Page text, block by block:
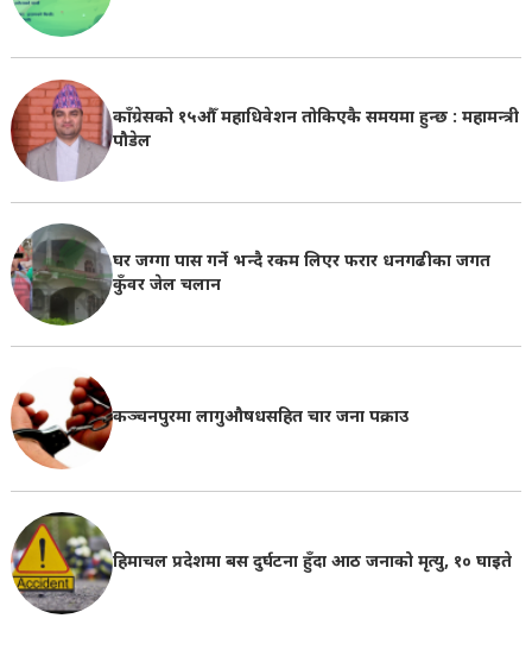
काँग्रेसको १५औँ महाधिवेशन तोकिएकै समयमा हुन्छ : महामन्त्री
पौडेल
घर जग्गा पास गर्ने भन्दै रकम लिएर फरार धनगढीका जगत
कुँवर जेल चलान
कञ्चनपुरमा लागुऔषधसहित चार जना पक्राउ
हिमाचल प्रदेशमा बस दुर्घटना हुँदा आठ जनाको मृत्यु, १० घाइते